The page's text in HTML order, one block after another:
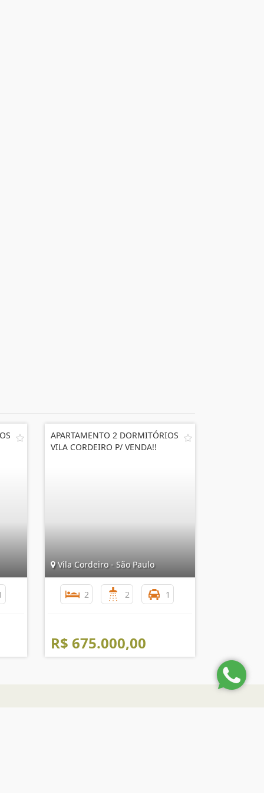
APARTAMENTO 2 DORMITÓRIOS
VILA CORDEIRO P/ VENDA!!
Vila Cordeiro - São Paulo
2 2 1
R$ 675.000,00